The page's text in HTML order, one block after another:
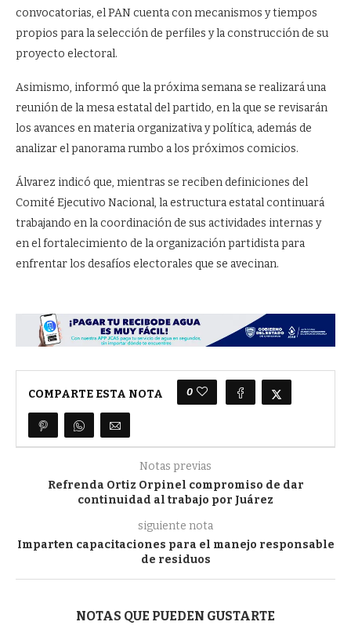
convocatorias, el PAN cuenta con mecanismos y tiempos
propios para la selección de perfiles y la construcción de su
proyecto electoral.
Asimismo, informó que la próxima semana se realizará una
reunión de la mesa estatal del partido, en la que se revisarán
los avances en materia organizativa y política, además de
analizar el panorama rumbo a los próximos comicios.
Álvarez indicó que, mientras se reciben definiciones del
Comité Ejecutivo Nacional, la estructura estatal continuará
trabajando en la coordinación de sus actividades internas y
en el fortalecimiento de la organización partidista para
enfrentar los desafíos electorales que se avecinan.
COMPARTE ESTA NOTA 0
Notas previas
Refrenda Ortiz Orpinel compromiso de dar
continuidad al trabajo por Juárez
siguiente nota
Imparten capacitaciones para el manejo responsable
de residuos
NOTAS QUE PUEDEN GUSTARTE